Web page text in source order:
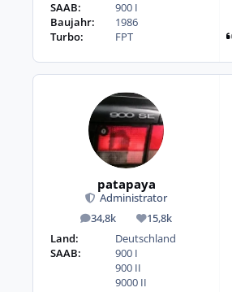
SAAB:
900 I
Baujahr:
1986
Turbo:
FPT
patapaya
Administrator
34,8k
Beiträge 15,8k
Reputation
Land:
Deutschland
SAAB:
900 I
900 II
9000 II